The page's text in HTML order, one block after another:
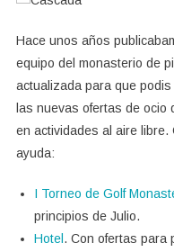
Hace unos años
equipo del monasterio de
actualizada para que
las nuevas ofertas de ocio
en actividades al aire
ayuda:
I Torneo de Golf
principios de Julio.
Hotel . Con ofertas para